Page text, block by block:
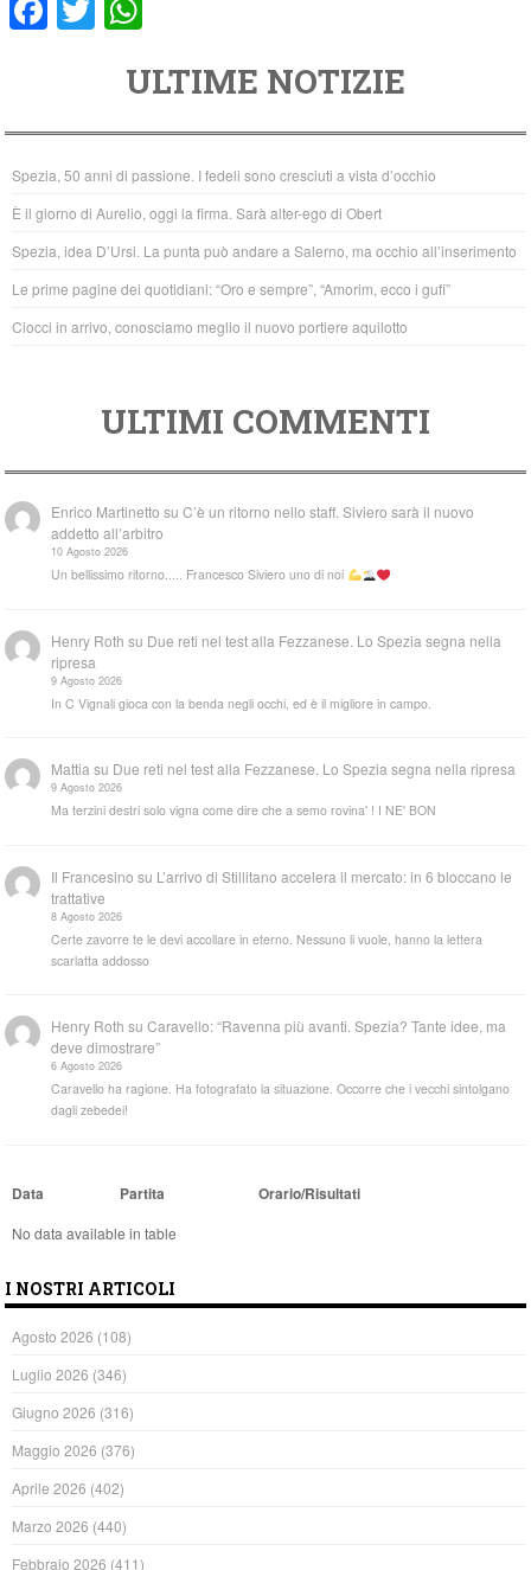
a
e
b
o
o
k
wi
er
at
s
A
p
p
ULTIME NOTIZIE
Spezia, 50 anni di passione. I fedeli sono cresciuti a vista d’occhio
È il giorno di Aurelio, oggi la firma. Sarà alter-ego di Obert
Spezia, idea D’Ursi. La punta può andare a Salerno, ma occhio all’inserimento
Le prime pagine dei quotidiani: “Oro e sempre”, “Amorim, ecco i gufi”
Ciocci in arrivo, conosciamo meglio il nuovo portiere aquilotto
ULTIMI COMMENTI
Enrico Martinetto suC’è un ritorno nello staff. Siviero sarà il nuovo
addetto all’arbitro
10 Agosto 2026
Un bellissimo ritorno..... Francesco Siviero uno di noi
Henry Roth su Due reti nel test alla Fezzanese. Lo Spezia segna nella
ripresa
9 Agosto 2026
In C Vignali gioca con la benda negli occhi, ed è il migliore in campo.
Mattia su Due reti nel test alla Fezzanese. Lo Spezia segna nella ripresa
9 Agosto 2026
Ma terzini destri solo vigna come dire che a semo rovina' ! I NE' BON
Il Francesino su L’arrivo di Stillitano accelera il mercato: in 6 bloccano le
trattative
8 Agosto 2026
Certe zavorre te le devi accollare in eterno. Nessuno li vuole, hanno la lettera
scarlatta addosso
Henry Roth suCaravello: “Ravenna più avanti. Spezia? Tante idee, ma
deve dimostrare”
6 Agosto 2026
Caravello ha ragione. Ha fotografato la situazione. Occorre che i vecchi sintolgano
dagli zebedei!
Data Partita Orario/Risultati
No data available in table
I NOSTRI ARTICOLI
Agosto 2026 (108)
Luglio 2026 (346)
Giugno 2026 (316)
Maggio 2026 (376)
Aprile 2026 (402)
Marzo 2026 (440)
Febbraio 2026 (411)